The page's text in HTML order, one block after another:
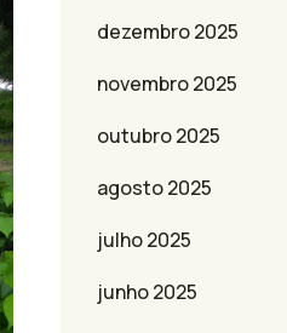
dezembro 2025
novembro 2025
outubro 2025
agosto 2025
julho 2025
junho 2025